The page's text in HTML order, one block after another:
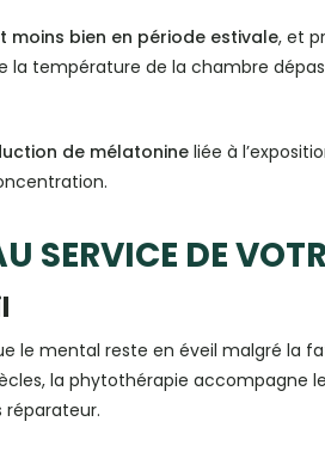
moins bien en période estivale, et
la température de la chambre
de mélatonineliée à
SERVICE DE
le mental reste en éveil malgré la
la phytothérapie
réparateur.